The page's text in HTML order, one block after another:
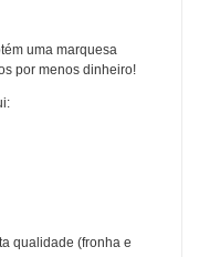
uma marquesa
por menos dinheiro!
:
qualidade (fronha e